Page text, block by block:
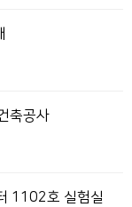
축공사
1102호 실험실